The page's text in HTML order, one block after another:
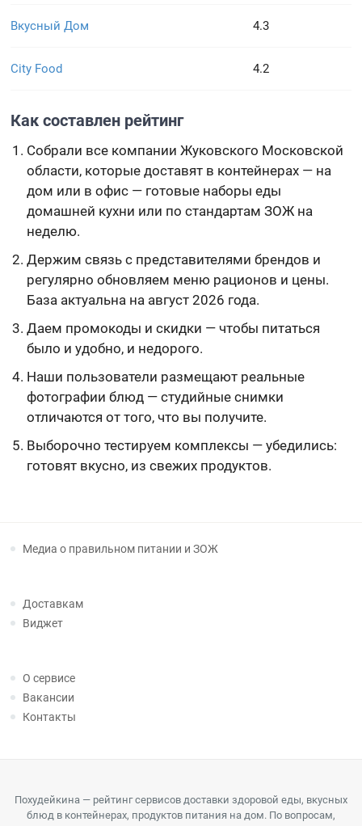
Вкусный Дом 4.3
City Food 4.2
Как составлен рейтинг
Собрали все компании Жуковского Московской
области, которые доставят в контейнерах — на
дом или в офис — готовые наборы еды
домашней кухни или по стандартам ЗОЖ на
неделю.
Держим связь с представителями брендов и
регулярно обновляем меню рационов и цены.
База актуальна на август 2026 года.
Даем промокоды и скидки — чтобы питаться
было и удобно, и недорого.
Наши пользователи размещают реальные
фотографии блюд — студийные снимки
отличаются от того, что вы получите.
Выборочно тестируем комплексы — убедились:
готовят вкусно, из свежих продуктов.
Медиа о правильном питании и ЗОЖ
Доставкам
Виджет
О сервисе
Вакансии
Контакты
Похудейкина — рейтинг сервисов доставки здоровой еды, вкусных
блюд в контейнерах, продуктов питания на дом. По вопросам,